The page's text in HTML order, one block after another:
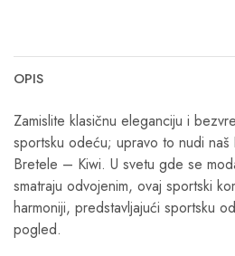
OPIS
Zamislite klasičnu eleganciju i
sportsku odeću; upravo to nudi naš
Bretele – Kiwi. U svetu gde se
smatraju odvojenim, ovaj sportski
harmoniji, predstavljajući sportsku
pogled.